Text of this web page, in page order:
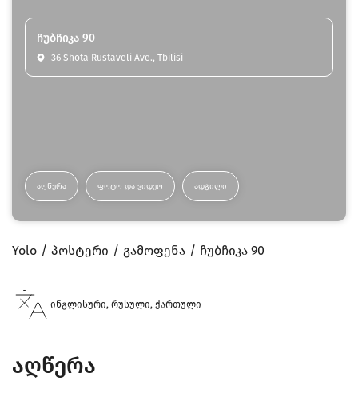
ჩუბჩიკა 90
36 Shota Rustaveli Ave., Tbilisi
ᲐᲦᲬᲔᲠᲐ ᲤᲝᲢᲝ ᲓᲐ ᲕᲘᲓᲔᲝ ᲐᲓᲒᲘᲚᲘ
Yolo პოსტერი გამოფენა ჩუბჩიკა 90
ინგლისური, რუსული, ქართული
აღწერა